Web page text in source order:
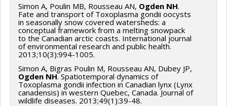
Simon A, Poulin MB, Rousseau AN, Ogden NH.
Fate and transport of Toxoplasma gondii oocysts
in seasonally snow covered watersheds: a
conceptual framework from a melting snowpack
to the Canadian arctic coasts. International journal
of environmental research and public health.
2013;10(3):994-1005.
Simon A, Bigras Poulin M, Rousseau AN, Dubey JP,
Ogden NH. Spatiotemporal dynamics of
Toxoplasma gondii infection in Canadian lynx (Lynx
canadensis) in western Quebec, Canada. Journal of
wildlife diseases. 2013;49(1):39-48.